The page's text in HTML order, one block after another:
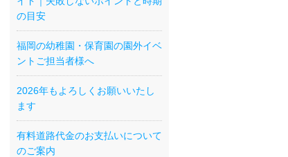
の目安
福岡の幼稚園・保育園の園外イベ
ントご担当者様へ
2026年もよろしくお願いいたし
ます
有料道路代金のお支払いについて
のご案内